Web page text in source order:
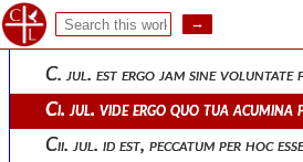
Xcix. jul. falsum est ergo quod
C. jul. est ergo jam sine
Ci. jul. vide ergo quo tua
Cii. jul. id est, peccatum per hoc